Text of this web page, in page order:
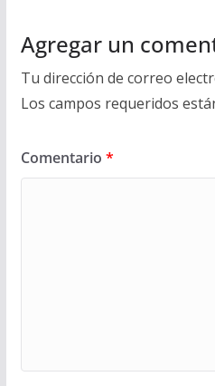
Agregar un
Tu dirección de correo
Los campos requeridos
Comentario *